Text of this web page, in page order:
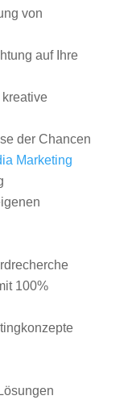
von
auf Ihre
der Chancen
Marketing
100%